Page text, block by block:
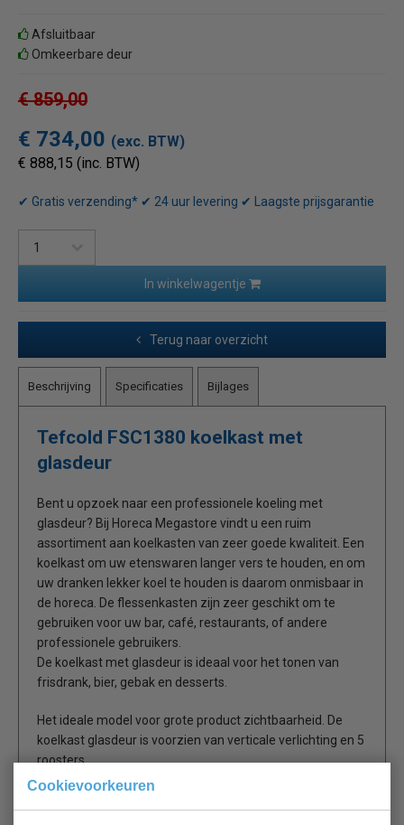
Cookievoorkeuren
Afsluitbaar
Omkeerbare deur
€ 859,00
€ 734,00 (exc. BTW)
€ 888,15 (inc. BTW)
✔ Gratis verzending* ✔ 24 uur levering ✔ Laagste prijsgarantie
In winkelwagentje
Terug naar overzicht
Beschrijving Specificaties Bijlages
Tefcold FSC1380 koelkast met
glasdeur
Bent u opzoek naar een professionele koeling met
glasdeur? Bij Horeca Megastore vindt u een ruim
assortiment aan koelkasten van zeer goede kwaliteit. Een
koelkast om uw etenswaren langer vers te houden, en om
uw dranken lekker koel te houden is daarom onmisbaar in
de horeca. De flessenkasten zijn zeer geschikt om te
gebruiken voor uw bar, café, restaurants, of andere
professionele gebruikers.
De koelkast met glasdeur is ideaal voor het tonen van
frisdrank, bier, gebak en desserts.
Het ideale model voor grote product zichtbaarheid. De
koelkast glasdeur is voorzien van verticale verlichting en 5
roosters.
Glazen scharnierdeur met aluframe